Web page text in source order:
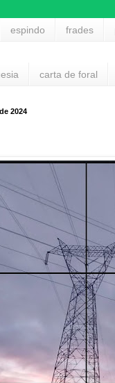
espindo frades
carta de foral
2024